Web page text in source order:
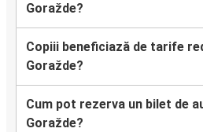
Goražde?
Copiii beneficiază de tarife
Goražde?
Cum pot rezerva un bilet de
Goražde?